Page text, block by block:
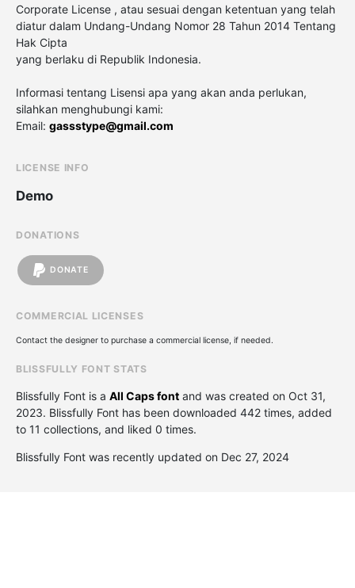
Corporate License , atau sesuai dengan ketentuan yang telah
diatur dalam Undang-Undang Nomor 28 Tahun 2014 Tentang
Hak Cipta
yang berlaku di Republik Indonesia.
Informasi tentang Lisensi apa yang akan anda perlukan,
silahkan menghubungi kami:
Email: gassstype@gmail.com
LICENSE INFO
Demo
DONATIONS
DONATE
COMMERCIAL LICENSES
Contact the designer to purchase a commercial license, if needed.
BLISSFULLY FONT STATS
Blissfully Font is a All Caps font and was created on Oct 31,
2023. Blissfully Font has been downloaded 442 times, added
to 11 collections, and liked 0 times.
Blissfully Font was recently updated on Dec 27, 2024